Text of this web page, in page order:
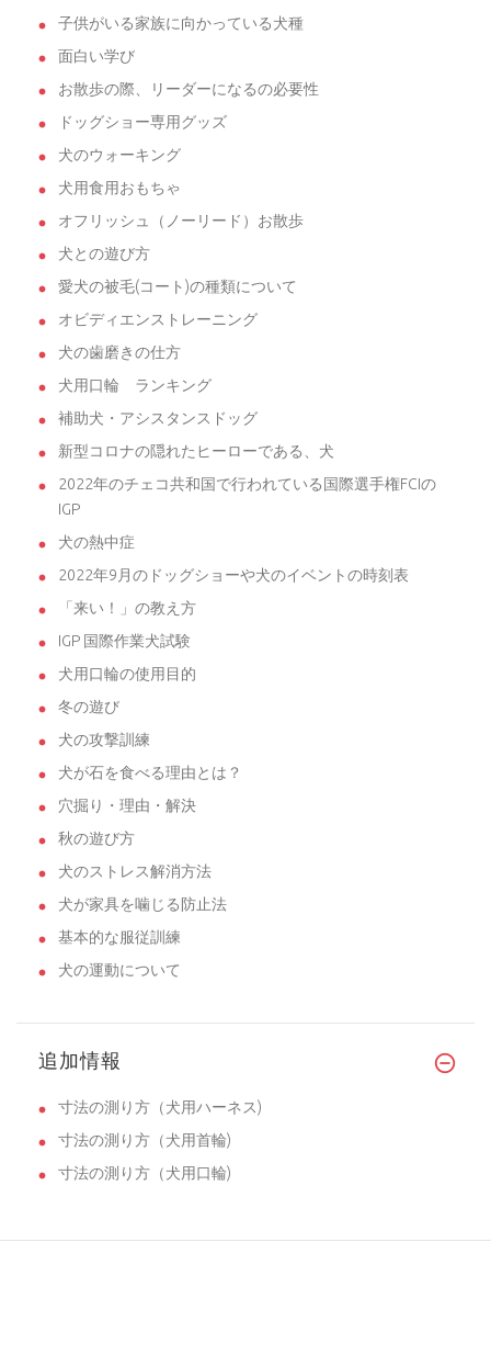
子供がいる家族に向かっている犬種
面白い学び
お散歩の際、リーダーになるの必要性
ドッグショー専用グッズ
犬のウォーキング
犬用食用おもちゃ
オフリッシュ（ノーリード）お散歩
犬との遊び方
愛犬の被毛(コート)の種類について
オビディエンストレーニング
犬の歯磨きの仕方
犬用口輪 ランキング
補助犬・アシスタンスドッグ
新型コロナの隠れたヒーローである、犬
2022年のチェコ共和国で行われている国際選手権FCIの
IGP
犬の熱中症
2022年9月のドッグショーや犬のイベントの時刻表
「来い！」の教え方
IGP 国際作業犬試験
犬用口輪の使用目的
冬の遊び
犬の攻撃訓練
犬が石を食べる理由とは？
穴掘り・理由・解決
秋の遊び方
犬のストレス解消方法
犬が家具を噛じる防止法
基本的な服従訓練
犬の運動について
追加情報
寸法の測り方（犬用ハーネス)
寸法の測り方（犬用首輪)
寸法の測り方（犬用口輪)